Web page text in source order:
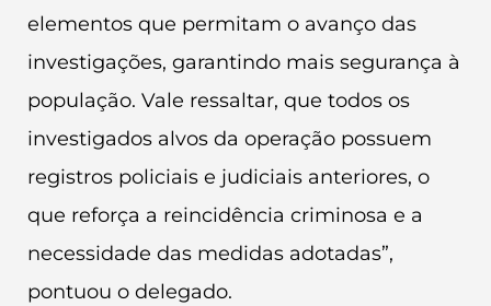
elementos que permitam o avanço das
investigações, garantindo mais segurança à
população. Vale ressaltar, que todos os
investigados alvos da operação possuem
registros policiais e judiciais anteriores, o
que reforça a reincidência criminosa e a
necessidade das medidas adotadas”,
pontuou o delegado.